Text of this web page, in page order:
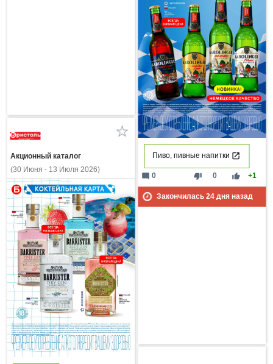
Пиво, пивные напитки
thumb_down 0 thumb_up +1
mode_comment 0
Закончилась 24дня назад
Акционный каталог
(30 Июня - 13 Июля 2026)